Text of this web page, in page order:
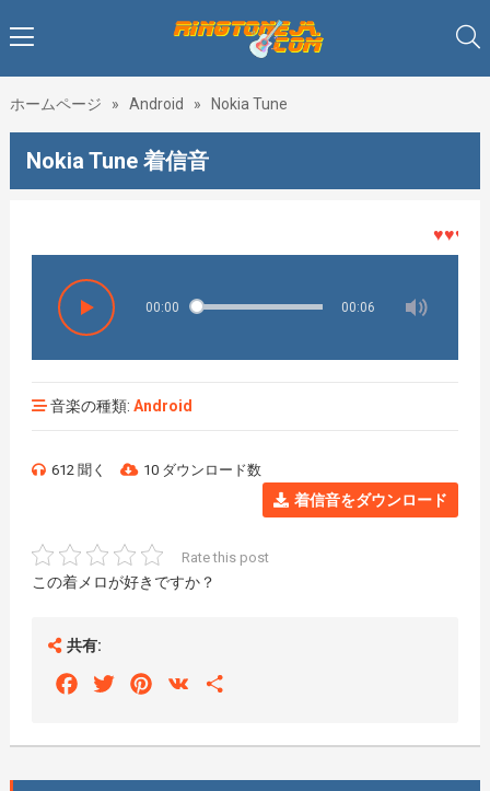
ホームページ » Android » Nokia Tune
Nokia Tune 着信音
♥♥♥着メ
00:00 00:06
音楽の種類: Android
612 聞く 10 ダウンロード数
着信音をダウンロード
Rate this post
この着メロが好きですか？
共有:
FacebookTwitterPinterest
VK